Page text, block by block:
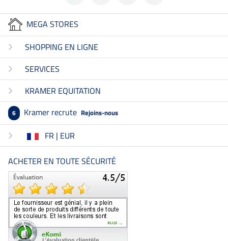
MEGA STORES
SHOPPING EN LIGNE
SERVICES
KRAMER EQUITATION
6 Kramer recrute Rejoins-nous
FR | EUR
ACHETER EN TOUTE SÉCURITÉ